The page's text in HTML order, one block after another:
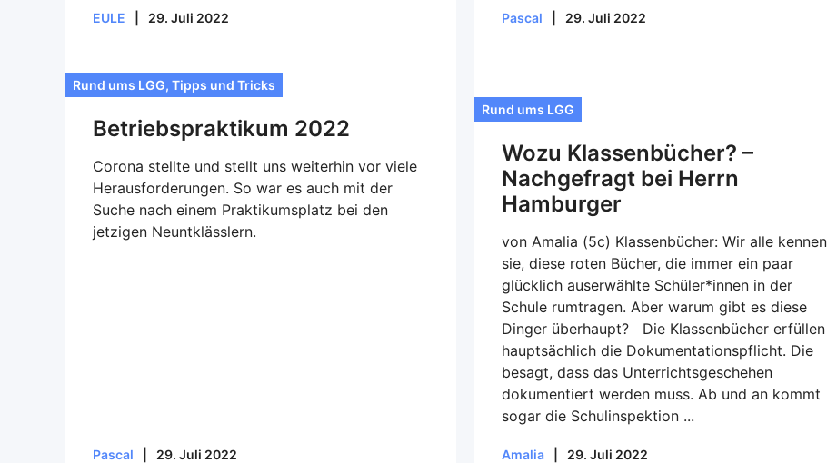
EULE 29. Juli 2022 Pascal 29. Juli 2022
Rund ums LGG, Tipps und Tricks
Betriebspraktikum 2022
Corona stellte und stellt uns weiterhin vor viele
Herausforderungen. So war es auch mit der
Suche nach einem Praktikumsplatz bei den
jetzigen Neuntklässlern.
Pascal 29. Juli 2022
Rund ums LGG
Wozu Klassenbücher? –
Nachgefragt bei Herrn
Hamburger
von Amalia (5c) Klassenbücher: Wir alle kennen
sie, diese roten Bücher, die immer ein paar
glücklich auserwählte Schüler*innen in der
Schule rumtragen. Aber warum gibt es diese
Dinger überhaupt? Die Klassenbücher erfüllen
hauptsächlich die Dokumentationspflicht. Die
besagt, dass das Unterrichtsgeschehen
dokumentiert werden muss. Ab und an kommt
sogar die Schulinspektion ...
Amalia 29. Juli 2022